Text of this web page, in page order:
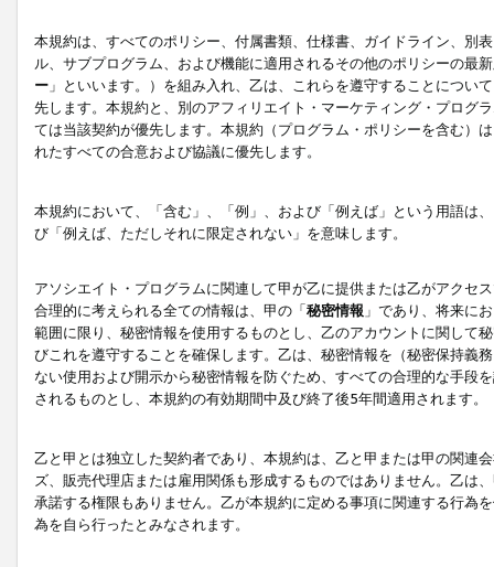
本規約は、すべてのポリシー、付属書類、仕様書、ガイドライン、別
ル、サブプログラム、および機能に適用されるその他のポリシーの最
ー 」といいます。）を組み入れ、乙は、これらを遵守することにつ
先します。本規約と、別のアフィリエイト・マーケティング・プログ
ては当該契約が優先します。本規約（プログラム・ポリシーを含む）
れたすべての合意および協議に優先します。
本規約において、「含む」、「例」、および「例えば」という用語は
び「例えば、ただしそれに限定されない」を意味します。
アソシエイト・プログラムに関連して甲が乙に提供または乙がアクセ
合理的に考えられる全ての情報は、甲の「秘密情報 」であり、将来に
範囲に限り、秘密情報を使用するものとし、乙のアカウントに関して
びこれを遵守することを確保します。乙は、秘密情報を（秘密保持義
ない使用および開示から秘密情報を防ぐため、すべての合理的な手段
されるものとし、本規約の有効期間中及び終了後5年間適用されます。
乙と甲とは独立した契約者であり、本規約は、乙と甲または甲の関連
ズ、販売代理店または雇用関係も形成するものではありません。乙は
承諾する権限もありません。乙が本規約に定める事項に関連する行為
為を自ら行ったとみなされます。